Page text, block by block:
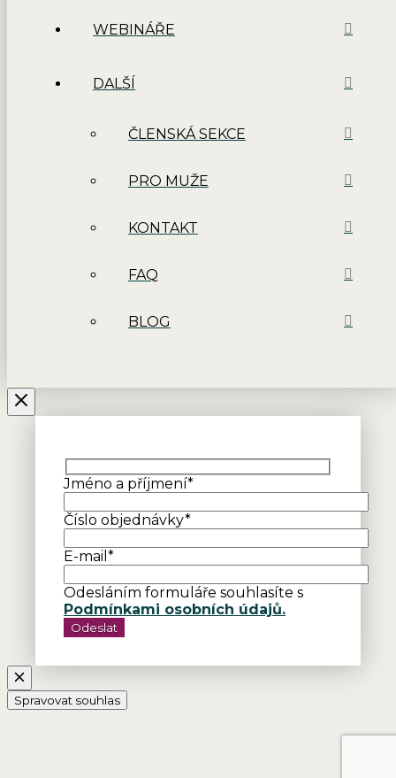
WEBINÁŘE
DALŠÍ
ČLENSKÁ SEKCE
PRO MUŽE
KONTAKT
FAQ
BLOG
Jméno a příjmení*
Číslo objednávky*
E-mail*
Odesláním formuláře souhlasíte s
Podmínkami osobních údajů.
Spravovat souhlas